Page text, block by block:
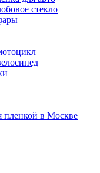
стекло
пленкой в Москве